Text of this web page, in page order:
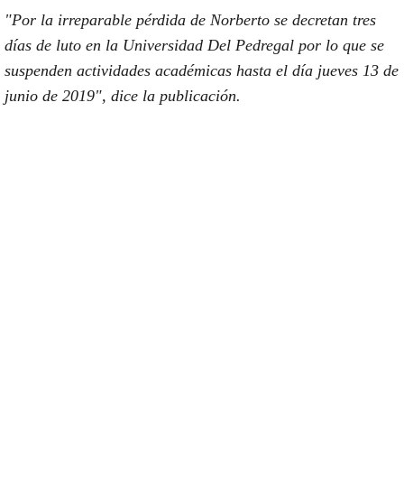
"Por la irreparable pérdida de Norberto se decretan tres
días de luto en la Universidad Del Pedregal por lo que se
suspenden actividades académicas hasta el día jueves 13 de
junio de 2019", dice la publicación.